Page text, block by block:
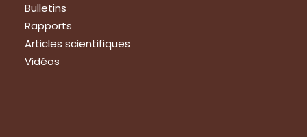
Bulletins
Rapports
Articles scientifiques
Vidéos